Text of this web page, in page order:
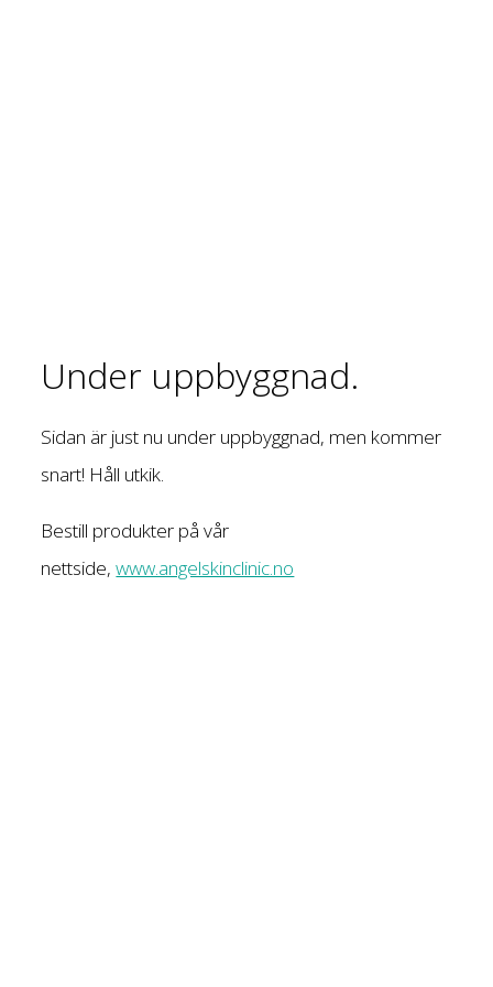
Under uppbyggnad.
Sidan är just nu under uppbyggnad, men kommer
snart! Håll utkik.
Bestill produkter på vår
nettside,www.angelskinclinic.no